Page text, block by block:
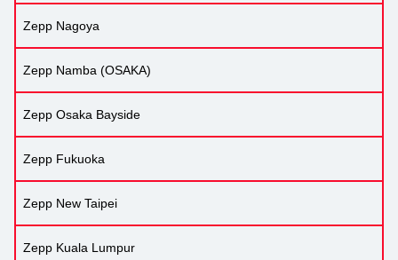
Zepp Nagoya
Zepp Namba (OSAKA)
Zepp Osaka Bayside
Zepp Fukuoka
Zepp New Taipei
Zepp Kuala Lumpur